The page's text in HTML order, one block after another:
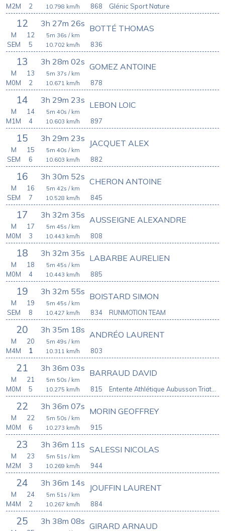
868
10.798 km/h
M2M
2 Glénic Sport Nature
12 3h 27m 26s
836
BOTTÉ THOMAS
5m 36s / km
10.702 km/h
M
12
SEM
5
13 3h 28m 02s
878
GOMEZ ANTOINE
5m 37s / km
10.671 km/h
M
13
M0M
2
14 3h 29m 23s
897
LEBON LOIC
5m 40s / km
10.603 km/h
M
14
M1M
4
15 3h 29m 23s
882
JACQUET ALEX
5m 40s / km
10.603 km/h
M
15
SEM
6
16 3h 30m 52s
845
CHERON ANTOINE
5m 42s / km
10.528 km/h
M
16
SEM
7
17 3h 32m 35s
808
AUSSEIGNE ALEXANDRE
5m 45s / km
10.443 km/h
M
17
M0M
3
18 3h 32m 35s
885
LABARBE AURELIEN
5m 45s / km
10.443 km/h
M
18
M0M
4
19 3h 32m 55s
834
BOISTARD SIMON
5m 45s / km
10.427 km/h
M
19
SEM
8 RUNMOTION TEAM
20 3h 35m 18s
803
ANDRÉO LAURENT
5m 49s / km
10.311 km/h
M
20
M4M
1
21 3h 36m 03s
815
BARRAUD DAVID
5m 50s / km
10.275 km/h
M
21
M0M
5
22 3h 36m 07s
915
MORIN GEOFFREY
5m 50s / km
10.273 km/h
M
22
M0M
6
23 3h 36m 11s
944
SALESSI NICOLAS
5m 51s / km
10.269 km/h
M
23
M2M
3
24 3h 36m 14s
884
JOUFFIN LAURENT
5m 51s / km
10.267 km/h
M
24
M4M
2
25 3h 38m 08s GIRARD ARNAUD